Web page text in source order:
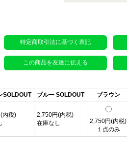
特定商取引法に基づく表記
この商品を友達に伝える
SOLDOUT ブルー SOLDOUT ブラウン
内税)
2,750円(内税)
在庫なし
2,750円(内税)
１点のみ